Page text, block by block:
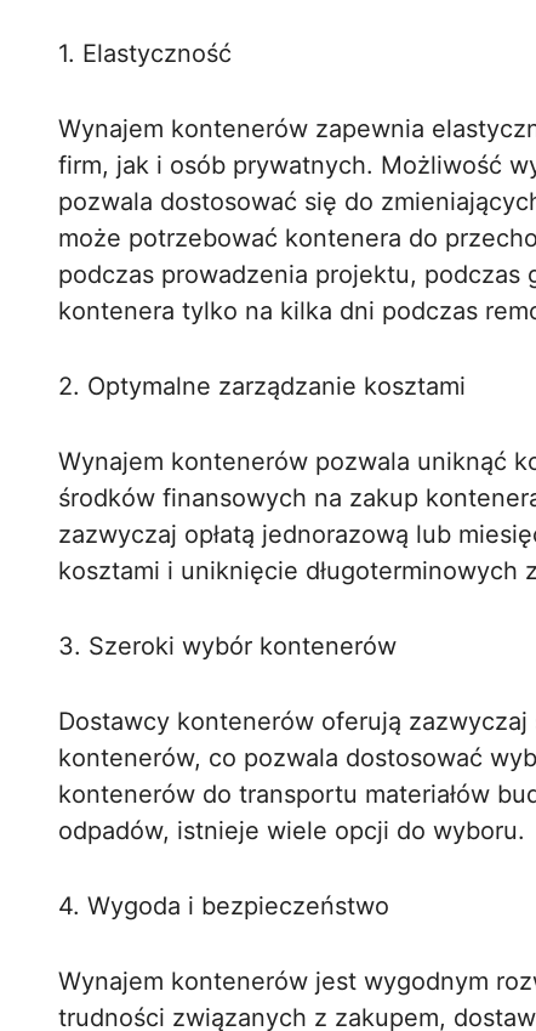
1. Elastyczność
Wynajem kontenerów zapewnia
firm, jak i osób prywatnych. Możliwość
pozwala dostosować się do
może potrzebować kontenera do
podczas prowadzenia projektu,
kontenera tylko na kilka dni podczas
2. Optymalne zarządzanie kosztami
Wynajem kontenerów pozwala uniknąć
środków finansowych na zakup
zazwyczaj opłatą jednorazową lub
kosztami i uniknięcie długoterminowych
3. Szeroki wybór kontenerów
Dostawcy kontenerów oferują
kontenerów, co pozwala dostosować
kontenerów do transportu materiałów
odpadów, istnieje wiele opcji do wyboru.
4. Wygoda i bezpieczeństwo
Wynajem kontenerów jest wygodnym
trudności związanych z zakupem,